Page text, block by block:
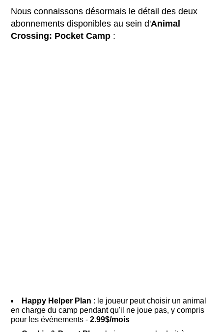
Nous connaissons désormais le détail des deux
abonnements disponibles au sein d'Animal
Crossing: Pocket Camp :
Happy Helper Plan : le joueur peut choisir un animal
en charge du camp pendant qu'il ne joue pas, y compris
pour les évènements -2.99$/mois